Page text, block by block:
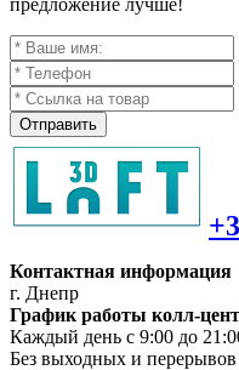
Отправить
Контактная информация
г. Днепр
График работы колл-
Каждый день с 9:00 до
Без выходных и перерывов